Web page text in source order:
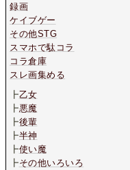
録画
ケイブゲー
その他STG
スマホで駄コラ
コラ倉庫
スレ画集める
┣乙女
┣悪魔
┣後輩
┣半神
┣使い魔
┣その他いろいろ